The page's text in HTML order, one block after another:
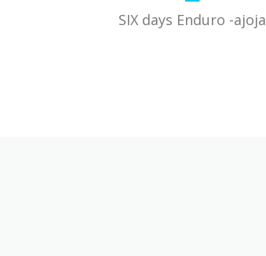
SIX days Enduro -ajoja